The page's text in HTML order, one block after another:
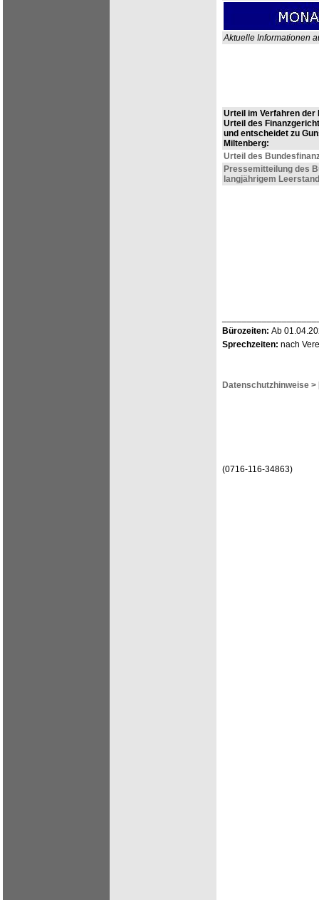
Aktuelle Informationen
Urteil im Verfahren der
Urteil des
und entscheidet zu
Miltenberg:
Urteil des
Pressemitteilung des
langjährigem
Bürozeiten: Ab
Sprechzeiten: nach
Datenschutzhinweise >
(0716-116-34863)